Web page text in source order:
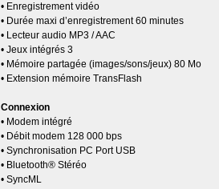
• Enregistrement vidéo
• Durée maxi d’enregistrement 60 minutes
• Lecteur audio MP3 / AAC
• Jeux intégrés 3
• Mémoire partagée (images/sons/jeux) 80 Mo
• Extension mémoire TransFlash
Connexion
• Modem intégré
• Débit modem 128 000 bps
• Synchronisation PC Port USB
• Bluetooth® Stéréo
• SyncML